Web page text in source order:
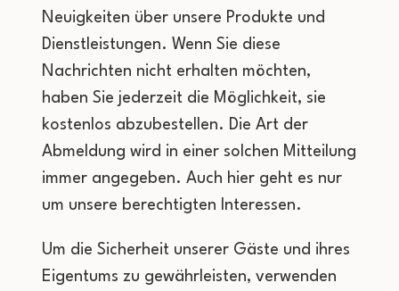
Neuigkeiten über unsere Produkte und
Dienstleistungen. Wenn Sie diese
Nachrichten nicht erhalten möchten,
haben Sie jederzeit die Möglichkeit, sie
kostenlos abzubestellen. Die Art der
Abmeldung wird in einer solchen Mitteilung
immer angegeben. Auch hier geht es nur
um unsere berechtigten Interessen.
Um die Sicherheit unserer Gäste und ihres
Eigentums zu gewährleisten, verwenden